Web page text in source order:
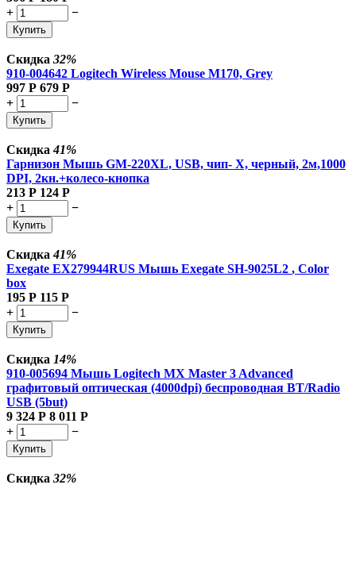
+
−
Купить
Скидка 32%
910-004642 Logitech Wireless Mouse M170, Grey
997 Р 679 Р
+
−
Купить
Скидка41%
Гарнизон Мышь GM-220XL, USB, чип- Х, черный, 2м,1000
DPI, 2кн.+колесо-кнопка
213 Р 124 Р
+
−
Купить
Скидка41%
Exegate EX279944RUS Мышь Exegate SH-9025L2 , Color
box
195 Р 115 Р
+
−
Купить
Скидка 14%
910-005694 Мышь Logitech MX Master 3 Advanced
графитовый оптическая (4000dpi) беспроводная BT/Radio
USB (5but)
9 324 Р 8 011 Р
+
−
Купить
Скидка 32%